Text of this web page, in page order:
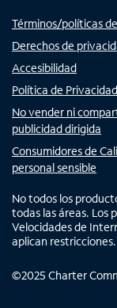
Términos/políticas
Derechos de
Accesibilidad
Política de
No vender ni
publicidad dirigida
Consumidores de
personal sensible
No todos los
todas las áreas. Los
Velocidades de
aplican restricciones.
©2025 Charter